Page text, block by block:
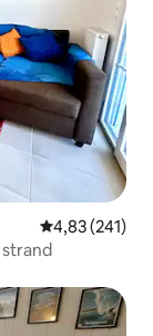
Gemiddelde
4,83 (241)
strand